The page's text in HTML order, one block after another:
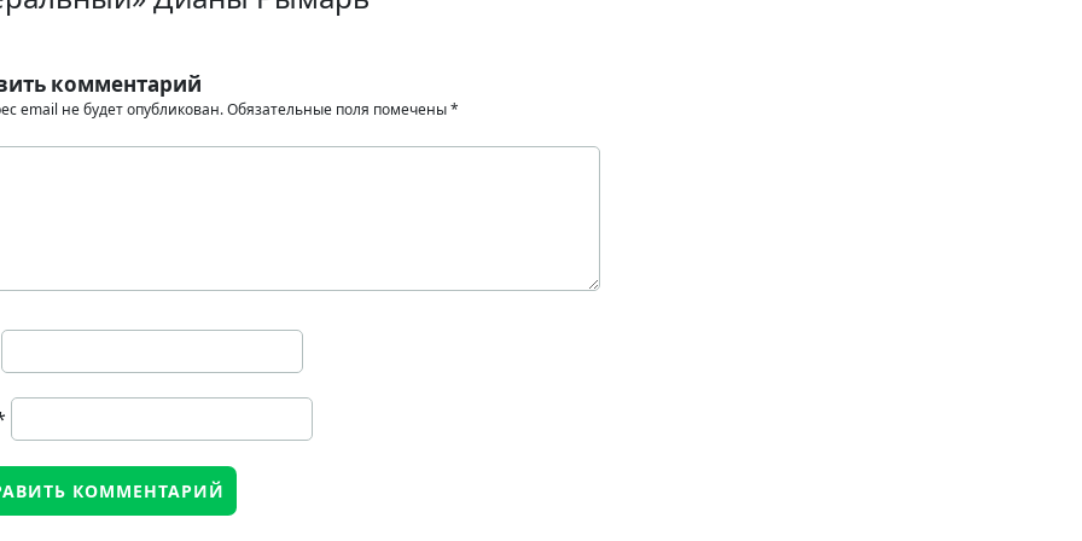
комментарий
email не будет опубликован.Обязательные поля помечены*